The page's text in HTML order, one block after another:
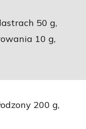
50 g,
10 g,
200 g,